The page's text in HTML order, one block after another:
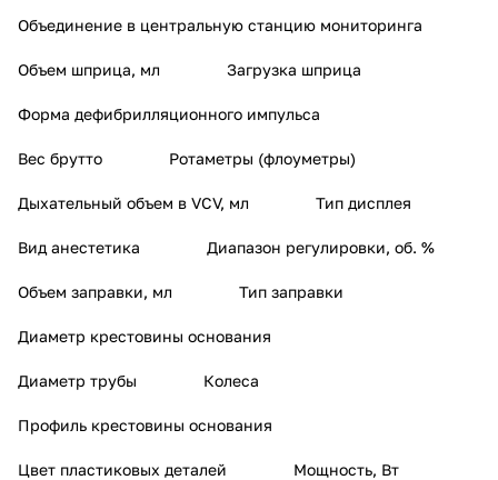
Объединение в центральную станцию мониторинга
Объем шприца, мл Загрузка шприца
Форма дефибрилляционного импульса
Вес брутто Ротаметры (флоуметры)
Дыхательный объем в VCV, мл Тип дисплея
Вид анестетика Диапазон регулировки, об. %
Объем заправки, мл Тип заправки
Диаметр крестовины основания
Диаметр трубы Колеса
Профиль крестовины основания
Цвет пластиковых деталей Мощность, Вт